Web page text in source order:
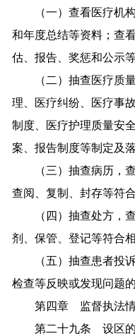
（一）查看医疗机构
和年度总结等资料；查
估、报告、奖惩和公示
（二）抽查医疗质量
理、医疗纠纷、医疗事
制度、医疗护理质量安
案、报告制度等制定及
（三）抽查病历，查
查阅、复制、封存等符
（四）抽查处方，查
剂、保管、登记等符合
（五）抽查患者投诉
检查等反映或发现问题
第四章 监督执法情
第二十九条 设区的